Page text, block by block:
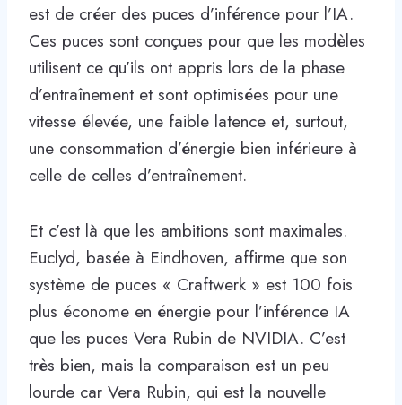
est de créer des puces d’inférence pour l’IA.
Ces puces sont conçues pour que les modèles
utilisent ce qu’ils ont appris lors de la phase
d’entraînement et sont optimisées pour une
vitesse élevée, une faible latence et, surtout,
une consommation d’énergie bien inférieure à
celle de celles d’entraînement.
Et c’est là que les ambitions sont maximales.
Euclyd, basée à Eindhoven, affirme que son
système de puces « Craftwerk » est 100 fois
plus économe en énergie pour l’inférence IA
que les puces Vera Rubin de NVIDIA. C’est
très bien, mais la comparaison est un peu
lourde car Vera Rubin, qui est la nouvelle